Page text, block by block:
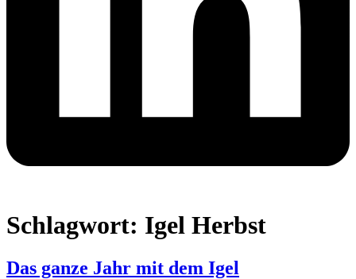
Schlagwort: Igel Herbst
Das ganze Jahr mit dem Igel